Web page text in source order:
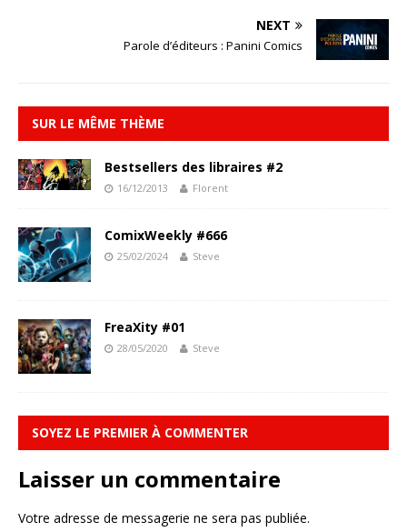
NEXT
Parole d’éditeurs : Panini Comics
SUR LE MÊME THÈME
Bestsellers des libraires #2
16/12/2013 Florent
ComixWeekly #666
25/02/2024 Steve
FreaXity #01
28/05/2020 Steve
SOYEZ LE PREMIER À COMMENTER
Laisser un commentaire
Votre adresse de messagerie ne sera pas publiée.